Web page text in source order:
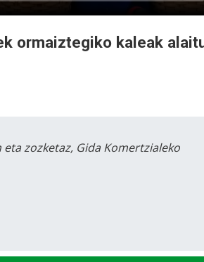
ormaiztegiko kaleak
eta zozketaz, Gida Komertzialeko